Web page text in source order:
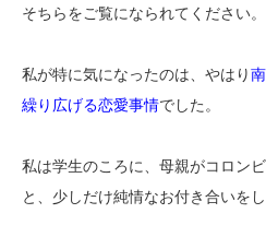
そちらをご覧になられてください。
私が特に気になったのは、やはり
繰り広げる恋愛事情でした。
私は学生のころに、母親がコロン
と、少しだけ純情なお付き合いを